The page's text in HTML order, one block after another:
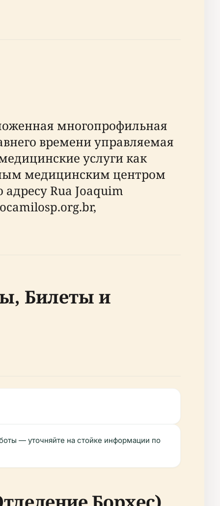
многопрофильная
времени управляемая
услуги как
медицинским центром
Rua Joaquim
Билеты и
— уточняйте на стойке информации по